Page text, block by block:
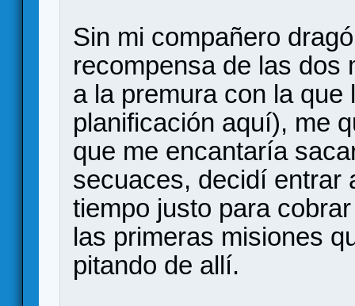
Sin mi compañero
recompensa de las dos
a la premura con la
planificación aquí), me
que me encantaría
secuaces, decidí entrar
tiempo justo para
las primeras misiones
pitando de allí.